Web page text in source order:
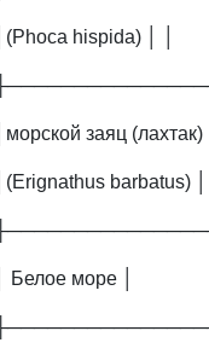
│(Phoca hispida) │ │
│морской заяц (лахтак)
│(Erignathus barbatus) │
│ Белое море │